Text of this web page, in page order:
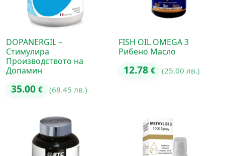
DOPANERGIL –
Стимулира
Производството на
Допамин
35.00 € (68.45 лв.)
FISH OIL OMEGA 3
Рибено Масло
12.78 € (25.00 лв.)